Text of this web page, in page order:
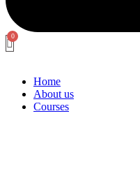
Home
About us
Courses